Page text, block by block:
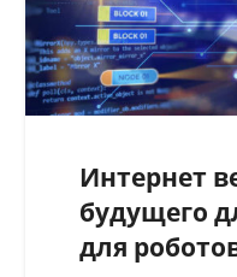
Интернет
будущего
для